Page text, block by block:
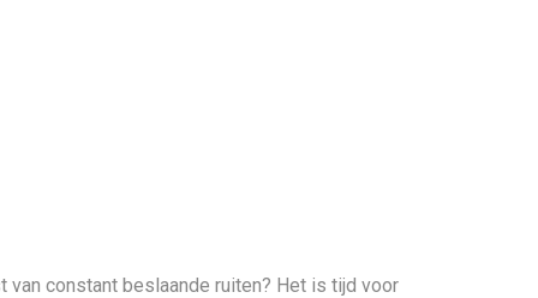
van constant beslaande ruiten? Het is tijd voor